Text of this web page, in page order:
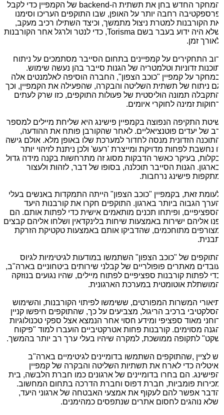
החדש בחן את תשתית ה-backendשל הקמפיין כדי לקבל
רחבה יותר על האופן, שבו התוקפים העריכו וסימנו
הקורבנות למטרת ניצול מתמשך, וכיצד השתילו רכיב מעקב,
היה ידוע בעבר בשםTorisma, כדי לנטר ולרגל אחר הקורבנות
זמן.
התחקירים על קמפיינים בתחום הסייבר מסתמכים על ניתוח
זדוניות וטלמטריה של הגנות סייבר בהן נעשה שימוש.
על קמפיין "כוכב הצפון", החברה הוסיפה לאלמנטים אלה
ניתוח של תשתית השליטה והבקרה, שהפעילה את הקמפיין, וכך
תמונה הוליסטית של פעולות התוקפים, כזו שרק לעתים
זמינה לחוקרי איומים.
התקיפה הנפוצה בקמפיין פישינג היא שליחת מיילים למספר
של יעדים פוטנציאליים. לאחר שהקורבן פותח את ההודעה,
הזדונית מנסה לחדור למערכת שלו באופן מלא. אולם גישה
נחשבת לפחות מדויקת ומייצרת 'רעש' ולכן ניתנת לזיהוי יותר
בעיקר כאשר הדבקות מסוג זה מתרחשות בקנה מידה גדול
הגנות הסייבר תוכלנה, בסופו של דבר, לזהות ולעצור
פישינג נרחבות.
זאת, בקמפיין "כוכב הצפון" הייתה התמקדות באנשים בעלי
הגבוה ביותר בארגון. התוקפים חקרו את קורבנות היעד
ופיתחו תכנים מותאמים אישית כדי לפתות אותם. הם
אליהם ישירות באמצעות שיחות בלינקדאין ושלחו אליהם קבצים
מתוחכמים, שהדביקו אותם באמצעות טקטיקת הזרקת
של "כוכב הצפון" השתמשו במודעות לגיטימיות לגיוס
מאתרים פופולריים של קבלני שירותים ביטחוניים בארה"ב,
לפתות קורבנות ספציפיים לפתוח מיילים, שהיו נגועים בנוזקה
אוטומטית במערכת הארגונית.
המשרות המפורטים, ששימשו לפיתוי הקורבנות, והשימוש
ברכיב הריגול, מצביעים על כך, שהתוקפים חיפשו קניין
מאוד ספציפי ומידע חסוי אחר הנמצא אצל ספקי טכנולוגיות
מסוימים. קורבנות פחות אטרקטיביים הועברו למוד "פיקוח
לתקופה ממושכת, למקרה שיהיו בעלי ערך רב יותר בהמשך.
לציין ,שהתוקפים השתמשו בדומיינים לגיטימיים בארה"ב
כדי לארח את תשתיות השליטה והבקרה של קמפיין
הם בחרו בדומיינים של ארגונים כמו חברת הלבשה, בית
פומביות, חברת דפוס וחברת הדרכה בתחום המחשוב.
אפשר להם לעקוף את אמצעי האבטחה של ארגוני היעד,
נוהגים לחסום אתרים שנתפסים כמהימנים.